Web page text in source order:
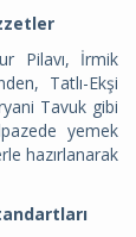
Pilavı, İrmik
Tatlı-Ekşi
Tavuk gibi
yemek
hazırlanarak